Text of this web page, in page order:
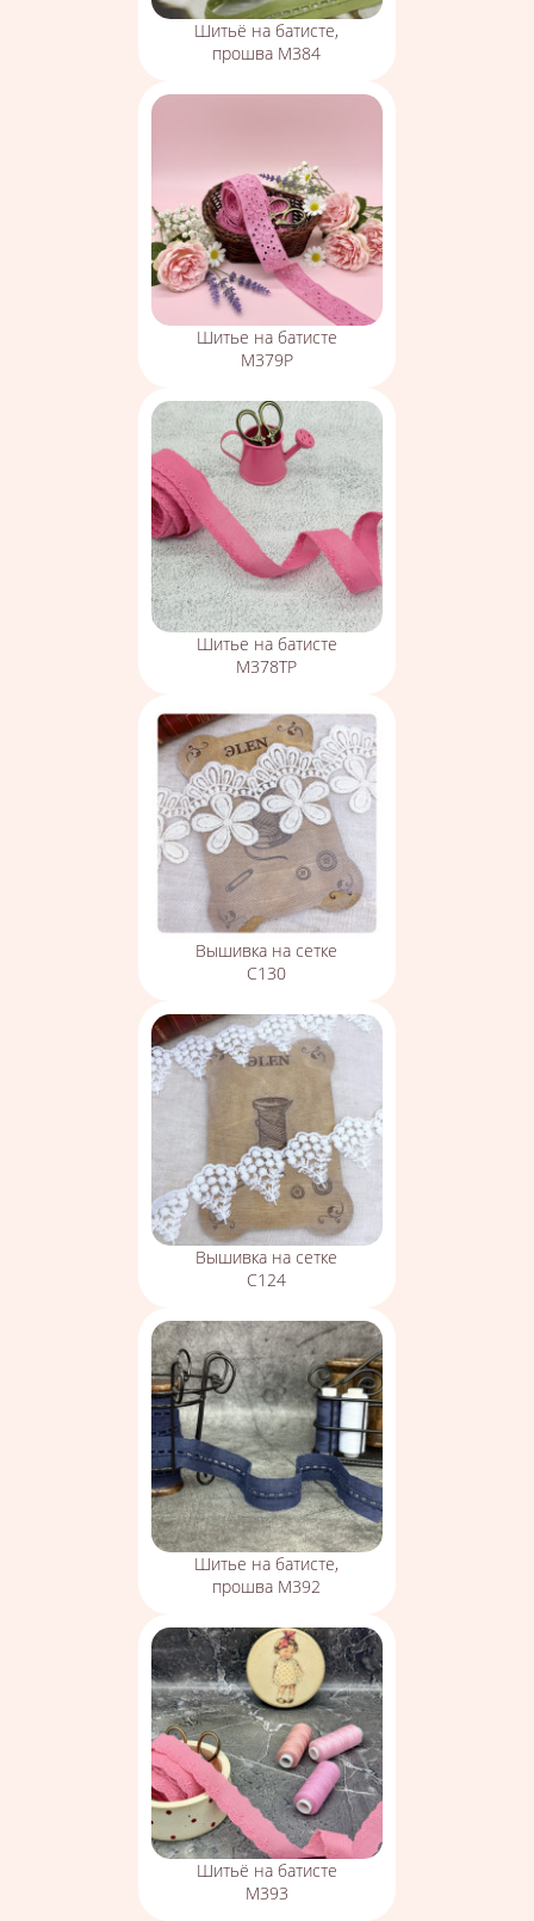
Шитьё на батисте,
прошва М384
Шитье на батисте
М379Р
Шитье на батисте
М378ТР
Вышивка на сетке
С130
Вышивка на сетке
С124
Шитье на батисте,
прошва М392
Шитьё на батисте
М393